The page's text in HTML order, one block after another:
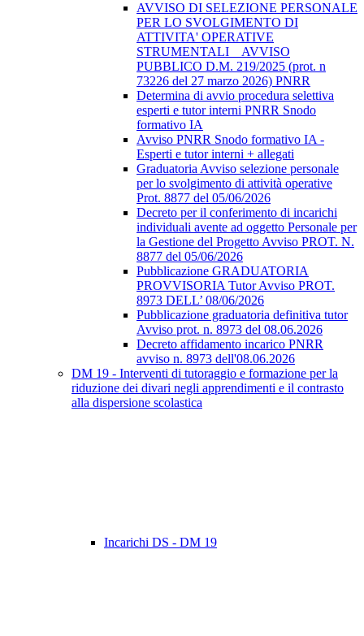
AVVISO DI SELEZIONE PERSONALE
PER LO SVOLGIMENTO DI
ATTIVITA' OPERATIVE
STRUMENTALI _ AVVISO
PUBBLICO D.M. 219/2025 (prot. n
73226 del 27 marzo 2026) PNRR
Determina di avvio procedura selettiva
esperti e tutor interni PNRR Snodo
formativo IA
Avviso PNRR Snodo formativo IA -
Esperti e tutor interni + allegati
Graduatoria Avviso selezione personale
per lo svolgimento di attività operative
Prot. 8877 del 05/06/2026
Decreto per il conferimento di incarichi
individuali avente ad oggetto Personale per
la Gestione del Progetto Avviso PROT. N.
8877 del 05/06/2026
Pubblicazione GRADUATORIA
PROVVISORIA Tutor Avviso PROT.
8973 DELL’ 08/06/2026
Pubblicazione graduatoria definitiva tutor
Avviso prot. n. 8973 del 08.06.2026
Decreto affidamento incarico PNRR
avviso n. 8973 dell'08.06.2026
DM 19 - Interventi di tutoraggio e formazione per la
riduzione dei divari negli apprendimenti e il contrasto
alla dispersione scolastica
Incarichi DS - DM 19